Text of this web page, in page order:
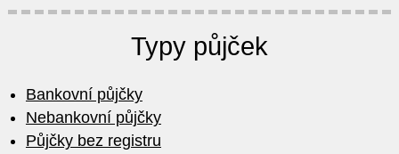
Typy půjček
Bankovní půjčky
Nebankovní půjčky
Půjčky bez registru